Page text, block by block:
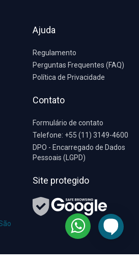
Ajuda
Regulamento
Perguntas Frequentes (FAQ)
Política de Privacidade
Contato
Formulário de contato
Telefone: +55 (11) 3149-4600
DPO - Encarregado de Dados
Pessoais (LGPD)
Site protegido